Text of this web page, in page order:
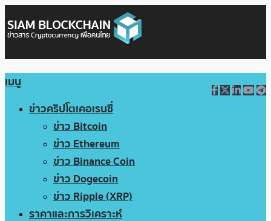
เมนู
ข่าวคริปโตเคอเรนซี่
ข่าว Bitcoin
ข่าว Ethereum
ข่าว Binance Coin
ข่าว Dogecoin
ข่าว Ripple (XRP)
ราคาและการวิเคราะห์